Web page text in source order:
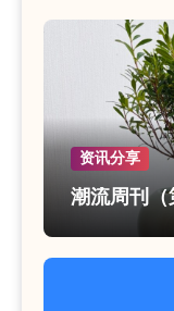
资讯分享
潮流周刊